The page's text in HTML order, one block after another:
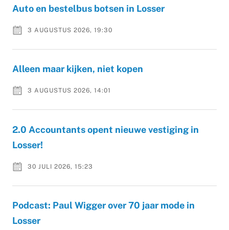
Auto en bestelbus botsen in Losser
3 AUGUSTUS 2026, 19:30
Alleen maar kijken, niet kopen
3 AUGUSTUS 2026, 14:01
2.0 Accountants opent nieuwe vestiging in
Losser!
30 JULI 2026, 15:23
Podcast: Paul Wigger over 70 jaar mode in
Losser